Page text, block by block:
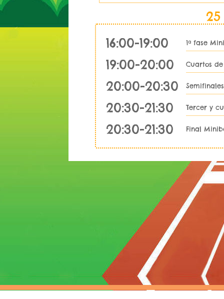
16:00-19:00
1ª fase
19:00-20:00 Cuartos
20:00-20:30
20:30-21:30 Tercer y
20:30-21:30 Final